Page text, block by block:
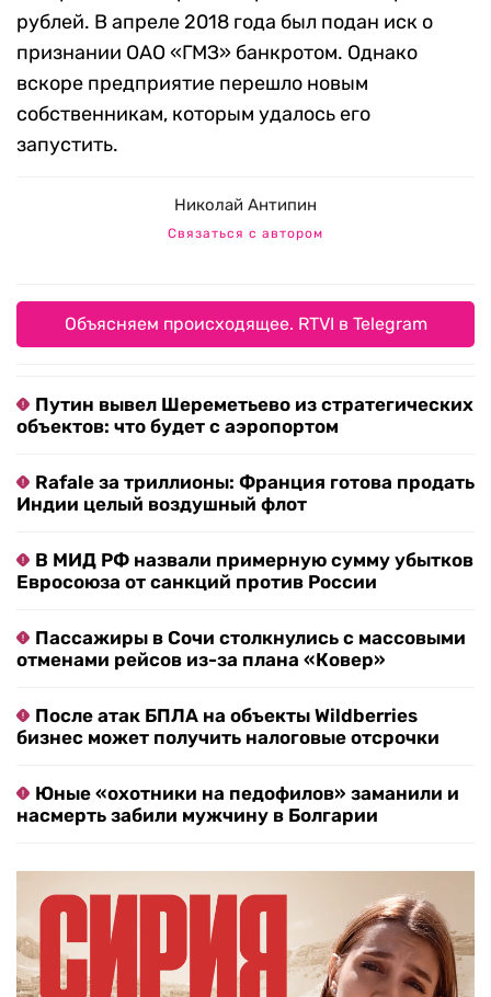
рублей. В апреле 2018 года был подан иск о
признании ОАО «ГМЗ» банкротом. Однако
вскоре предприятие перешло новым
собственникам, которым удалось его
запустить.
Николай Антипин
Связаться с автором
Объясняем происходящее. RTVI в Telegram
Путин вывел Шереметьево из стратегических
объектов: что будет с аэропортом
Rafale за триллионы: Франция готова продать
Индии целый воздушный флот
В МИД РФ назвали примерную сумму убытков
Евросоюза от санкций против России
Пассажиры в Сочи столкнулись с массовыми
отменами рейсов из-за плана «Ковер»
После атак БПЛА на объекты Wildberries
бизнес может получить налоговые отсрочки
Юные «охотники на педофилов» заманили и
насмерть забили мужчину в Болгарии